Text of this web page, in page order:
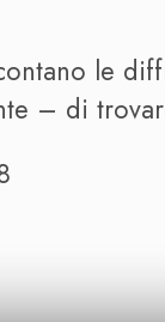
le
– di